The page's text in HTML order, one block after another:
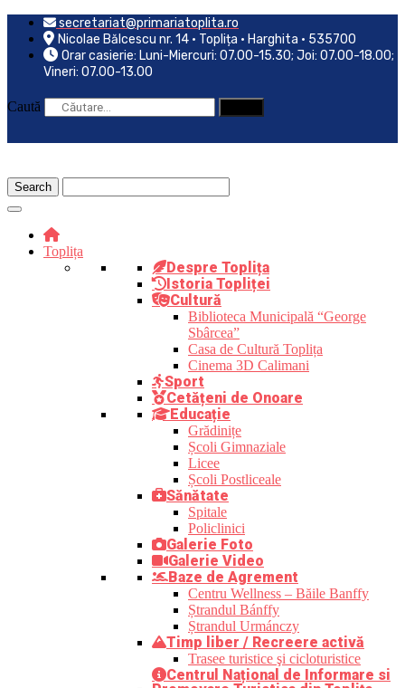
Skip
content
secretariat@primariatoplita.ro
Nicolae Bălcescu nr. 14 • Toplița • Harghita • 535700
Orar casierie: Luni-Miercuri: 07.00-15.30; Joi: 07.00-18.00;
Vineri: 07.00-13.00
Caută
Toplița
Despre Toplița
Istoria Topliței
Cultură
Biblioteca Municipală “George
Sbârcea”
Casa de Cultură Toplița
Cinema 3D Calimani
Sport
Cetățeni de Onoare
Educație
Grădinițe
Școli Gimnaziale
Licee
Școli Postliceale
Sănătate
Spitale
Policlinici
Galerie Foto
Galerie Video
Baze de Agrement
Centru Wellness – Băile Banffy
Ștrandul Bánffy
Ștrandul Urmánczy
Timp liber / Recreere activă
Trasee turistice şi cicloturistice
Centrul Național de Informare si